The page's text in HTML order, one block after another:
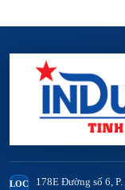
LOC 178E Đường số 6,